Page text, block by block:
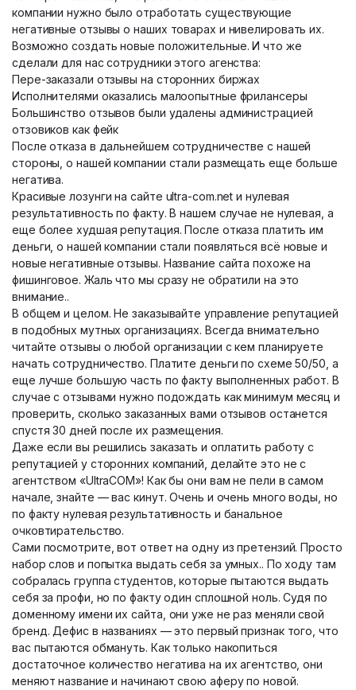
компании нужно было отработать существующие
негативные отзывы о наших товарах и нивелировать их.
Возможно создать новые положительные. И что же
сделали для нас сотрудники этого агенства:
Пере-заказали отзывы на сторонних биржах
Исполнителями оказались малоопытные фрилансеры
Большинство отзывов были удалены администрацией
отзовиков как фейк
После отказа в дальнейшем сотрудничестве с нашей
стороны, о нашей компании стали размещать еще больше
негатива.
Красивые лозунги на сайте ultra-com.net и нулевая
результативность по факту. В нашем случае не нулевая, а
еще более худшая репутация. После отказа платить им
деньги, о нашей компании стали появляться всё новые и
новые негативные отзывы. Название сайта похоже на
фишинговое. Жаль что мы сразу не обратили на это
внимание..
В общем и целом. Не заказывайте управление репутацией
в подобных мутных организациях. Всегда внимательно
читайте отзывы о любой организации с кем планируете
начать сотрудничество. Платите деньги по схеме 50/50, а
еще лучше большую часть по факту выполненных работ. В
случае с отзывами нужно подождать как минимум месяц и
проверить, сколько заказанных вами отзывов останется
спустя 30 дней после их размещения.
Даже если вы решились заказать и оплатить работу с
репутацией у сторонних компаний, делайте это не с
агентством «UltraCOM»! Как бы они вам не пели в самом
начале, знайте — вас кинут. Очень и очень много воды, но
по факту нулевая результативность и банальное
очковтирательство.
Сами посмотрите, вот ответ на одну из претензий. Просто
набор слов и попытка выдать себя за умных.. По ходу там
собралась группа студентов, которые пытаются выдать
себя за профи, но по факту один сплошной ноль. Судя по
доменному имени их сайта, они уже не раз меняли свой
бренд. Дефис в названиях — это первый признак того, что
вас пытаются обмануть. Как только накопиться
достаточное количество негатива на их агентство, они
меняют название и начинают свою аферу по новой.